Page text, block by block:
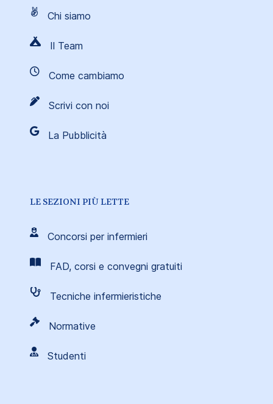
Chi siamo
Il Team
Come cambiamo
Scrivi con noi
La Pubblicità
LE SEZIONI PIÙ LETTE
Concorsi per infermieri
FAD, corsi e convegni gratuiti
Tecniche infermieristiche
Normative
Studenti